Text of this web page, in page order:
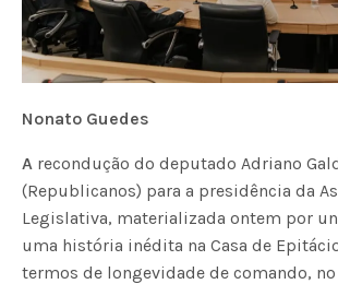
Nonato Guedes
A recondução do deputado Adriano
(Republicanos) para a presidência da
Legislativa, materializada ontem por
uma história inédita na Casa de
termos de longevidade de comando,